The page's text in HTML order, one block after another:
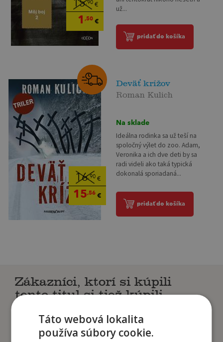
15,90€
1 ,50€
už...
pridať do košíka
16,90€
15,56€
Deväť krížov
Roman Kulich
Na sklade
Ideálna rodinka sa už teší na
spoločný výlet do zoo. Adam,
Veronika a ich dve deti by sa
radi videli ako taká typická
dokonalá sporiadaná...
pridať do košíka
Zákazníci, ktorí si kúpili
tento titul si tiež kúpili
Táto webová lokalita
používa súbory cookie.